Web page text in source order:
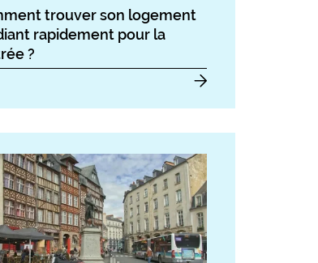
trouver son logement
rapidement pour la
?